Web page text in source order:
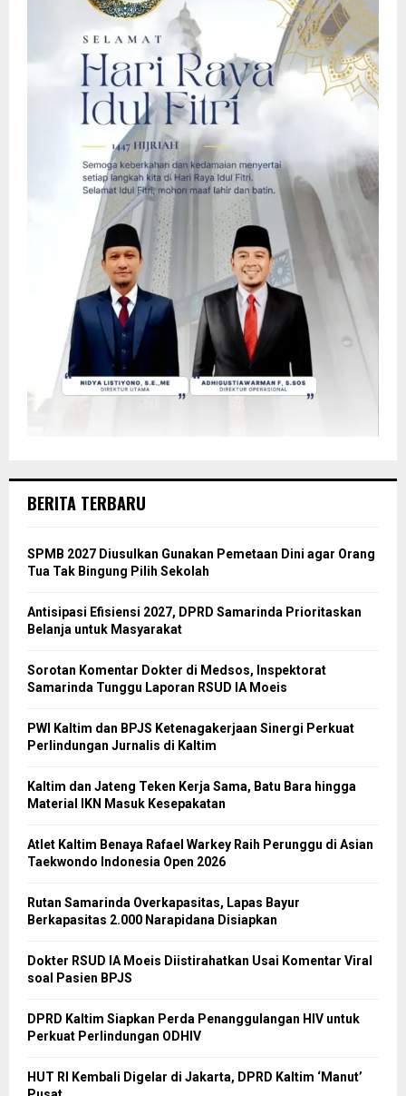
BERITA TERBARU
SPMB 2027 Diusulkan Gunakan Pemetaan Dini agar Orang
Tua Tak Bingung Pilih Sekolah
Antisipasi Efisiensi 2027, DPRD Samarinda Prioritaskan
Belanja untuk Masyarakat
Sorotan Komentar Dokter di Medsos, Inspektorat
Samarinda Tunggu Laporan RSUD IA Moeis
PWI Kaltim dan BPJS Ketenagakerjaan Sinergi Perkuat
Perlindungan Jurnalis di Kaltim
Kaltim dan Jateng Teken Kerja Sama, Batu Bara hingga
Material IKN Masuk Kesepakatan
Atlet Kaltim Benaya Rafael Warkey Raih Perunggu di Asian
Taekwondo Indonesia Open 2026
Rutan Samarinda Overkapasitas, Lapas Bayur
Berkapasitas 2.000 Narapidana Disiapkan
Dokter RSUD IA Moeis Diistirahatkan Usai Komentar Viral
soal Pasien BPJS
DPRD Kaltim Siapkan Perda Penanggulangan HIV untuk
Perkuat Perlindungan ODHIV
HUT RI Kembali Digelar di Jakarta, DPRD Kaltim ‘Manut’